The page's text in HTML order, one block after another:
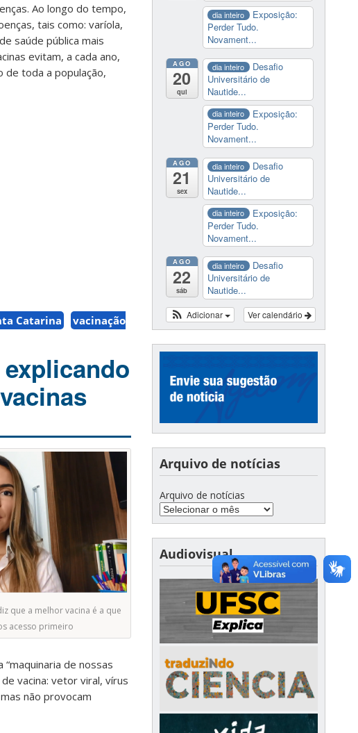
Ao longo do tempo,
tais como: varíola,
saúde pública mais
evitam, a cada ano,
de toda a população,
Catarina
vacinação
que a melhor vacina é a que
acesso primeiro
de nossas
vacina: vetor viral, vírus
não provocam
dia inteiro
Exposição:
Perder Tudo.
Novament...
AGO
20
qui
dia inteiro
Desafio
Universitário de
Nautide...
dia inteiro
Exposição:
Perder Tudo.
Novament...
AGO
21
sex
dia inteiro
Desafio
Universitário de
Nautide...
dia inteiro
Exposição:
Perder Tudo.
Novament...
AGO
22
sáb
dia inteiro
Desafio
Universitário de
Nautide...
Ver calendário
Adicionar
Arquivo de notícias
Arquivo de notícias
Audiovisual